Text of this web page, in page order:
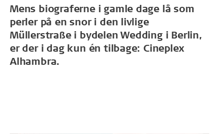
Mens biograferne i gamle dage lå som
perler på en snor i den livlige
Müllerstraße i bydelen Wedding i Berlin,
er der i dag kun én tilbage: Cineplex
Alhambra.